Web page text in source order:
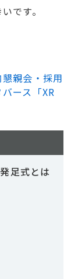
です。
親会・採用
ース「XR
足式とは